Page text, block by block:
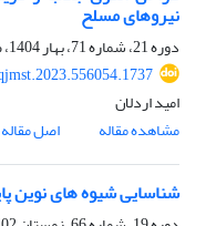
نیروهای مسلح
دوره 21، شماره 71، بهار 1404، صفحه
امید اردلان
مشاهده مقاله
اصل مقاله
شناسایی شیوه های نوین